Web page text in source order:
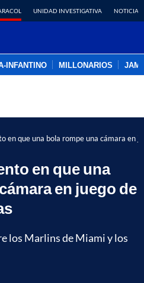
UNIDAD INVESTIGATIVA NOTICIAS
INFANTINO MILLONARIOS
en que una bola rompe una cámara en
en que una
en juego de
los Marlins de Miami y los